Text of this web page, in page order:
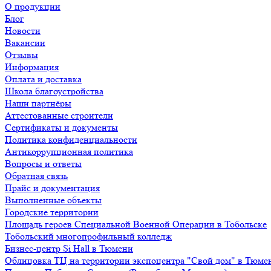
О продукции
Блог
Новости
Вакансии
Отзывы
Информация
Оплата и доставка
Школа благоустройства
Наши партнёры
Аттестованные строители
Сертификаты и документы
Политика конфиденциальности
Антикоррупционная политика
Вопросы и ответы
Обратная связь
Прайс и документация
Выполненные объекты
Городские территории
Площадь героев Специальной Военной Операции в Тобольске
Тобольский многопрофильный колледж
Бизнес-центр Si Hall в Тюмени
Облицовка ТЦ на территории экспоцентра "Свой дом" в